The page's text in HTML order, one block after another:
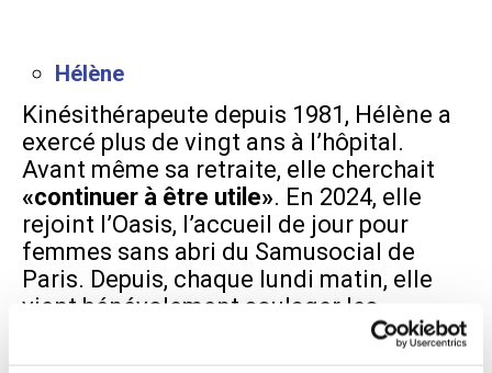
Hélène
Kinésithérapeute depuis 1981, Hélène a
exercé plus de vingt ans à l’hôpital.
Avant même sa retraite, elle cherchait
«continuer à être utile». En 2024, elle
rejoint l’Oasis, l’accueil de jour pour
femmes sans abri du Samusocial de
Paris. Depuis, chaque lundi matin, elle
vient bénévolement soulager les
« Quand je